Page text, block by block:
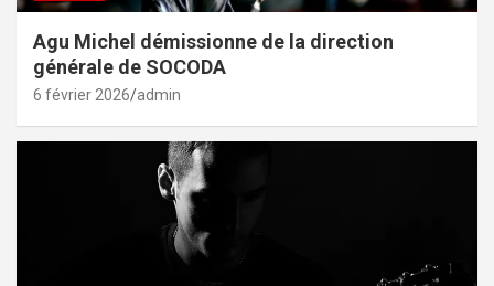
Agu Michel démissionne de la direction
générale de SOCODA
6 février 2026 admin